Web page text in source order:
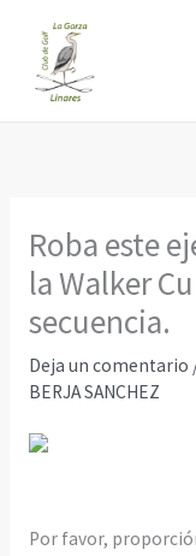
contenido
Roba este
la Walker
secuencia.
Deja un comentario
BERJA SANCHEZ
Por favor,